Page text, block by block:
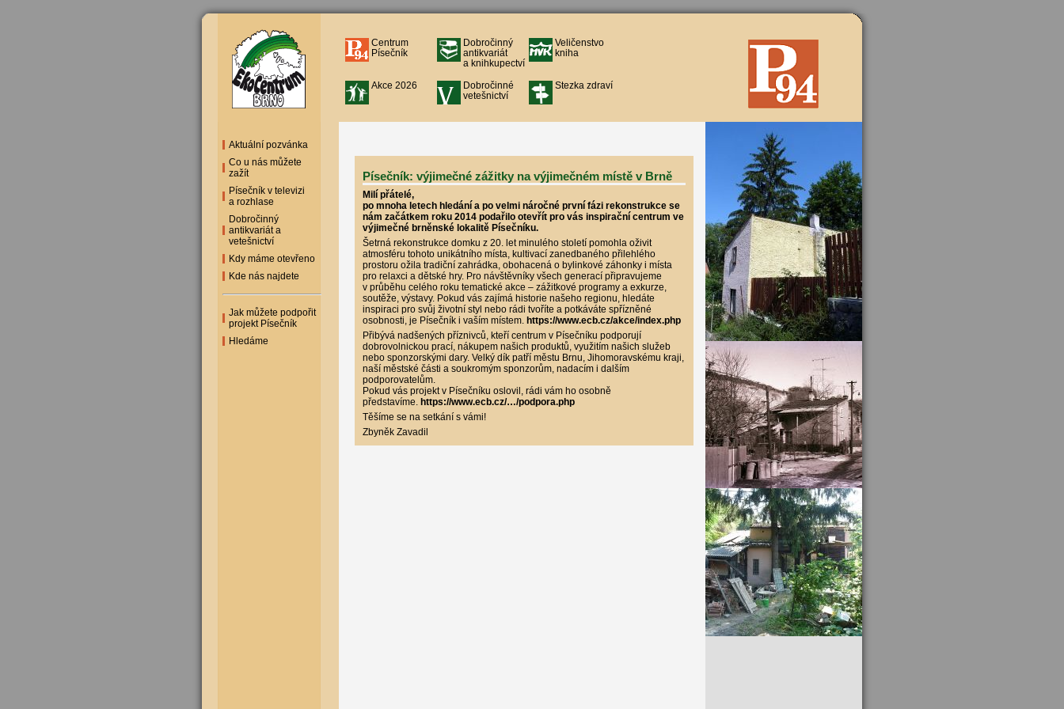
Centrum
Písečník
Dobročinný
antikvariát
a knihkupectví
Veličenstvo
kniha
Akce 2026
Dobročinné
vetešnictví
Stezka zdraví
Aktuální pozvánka
Co u nás můžete
zažít
Písečník v televizi
a rozhlase
Dobročinný
antikvariát a
vetešnictví
Kdy máme otevřeno
Kde nás najdete
Jak můžete podpořit
projekt Písečník
Hledáme
Písečník: výjimečné zážitky na výjimečném místě v Brně
Milí přátelé,
po mnoha letech hledání a po velmi náročné první fázi rekonstrukce se
nám začátkem roku 2014 podařilo otevřít pro vás inspirační centrum ve
výjimečné brněnské lokalitě Písečníku.
Šetrná rekonstrukce domku z 20. let minulého století pomohla oživit
atmosféru tohoto unikátního místa, kultivací zanedbaného přilehlého
prostoru ožila tradiční zahrádka, obohacená o bylinkové záhonky i místa
pro relaxci a dětské hry. Pro návštěvníky všech generací připravujeme
v průběhu celého roku tematické akce – zážitkové programy a exkurze,
soutěže, výstavy. Pokud vás zajímá historie našeho regionu, hledáte
inspiraci pro svůj životní styl nebo rádi tvoříte a potkáváte spřízněné
osobnosti, je Písečník i vaším místem. https://www.ecb.cz/akce/index.php
Přibývá nadšených příznivců, kteří centrum v Písečníku podporují
dobrovolnickou prací, nákupem našich produktů, využitím našich služeb
nebo sponzorskými dary. Velký dík patří městu Brnu, Jihomoravskému kraji,
naší městské části a soukromým sponzorům, nadacím i dalším
podporovatelům.
Pokud vás projekt v Písečníku oslovil, rádi vám ho osobně
představíme. https://www.ecb.cz/…/podpora.php
Těšíme se na setkání s vámi!
Zbyněk Zavadil